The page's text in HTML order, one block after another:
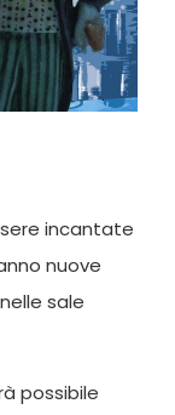
incantate
nuove
sale
possibile